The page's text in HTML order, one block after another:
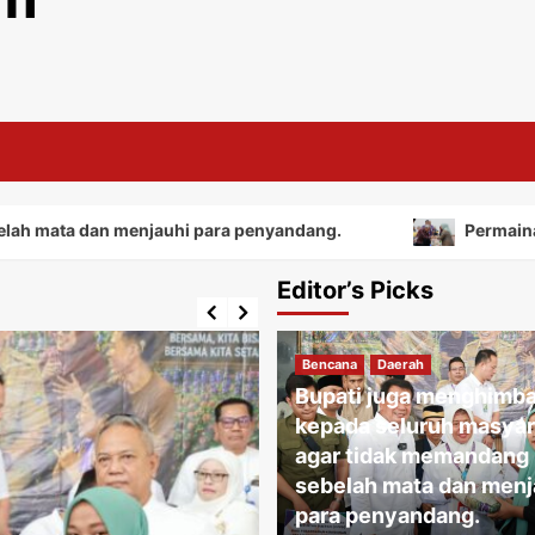
menjauhi para penyandang. Permainan
Editor’s Picks
Bencana Daerah
Bupati juga
kepada seluruh
agar tidak memandang
sebelah mata dan
para penyandang.